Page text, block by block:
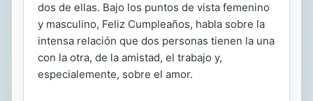
dos de ellas. Bajo los puntos de vista femenino
y masculino, Feliz Cumpleaños, habla sobre la
intensa relación que dos personas tienen la una
con la otra, de la amistad, el trabajo y,
especialemente, sobre el amor.